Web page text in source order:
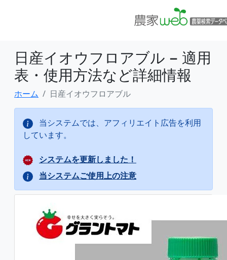
日産イオウフロアブル − 適用
表・使用方法など詳細情報
ホーム 日産イオウフロアブル
当システムでは、アフィリエイト広告を利用
しています。
システムを更新しました！
当システムご使用上の注意